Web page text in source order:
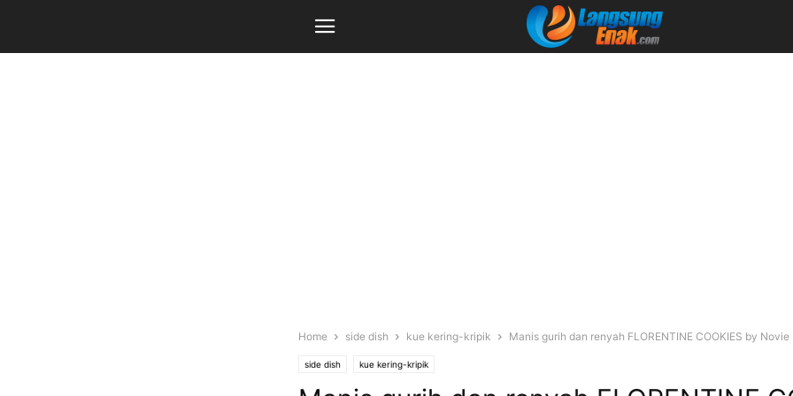
Home side dish kue kering-kripik Manis gurih dan renyah FLORENTINE COOKIES by Novie
side dish kue kering-kripik